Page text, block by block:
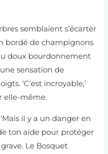
semblaient s’écarter
bordé de champignons
doux bourdonnement
sensation de
‘C’est incroyable,’
elle-même.
il y a un danger en
ton aide pour protéger
Le Bosquet